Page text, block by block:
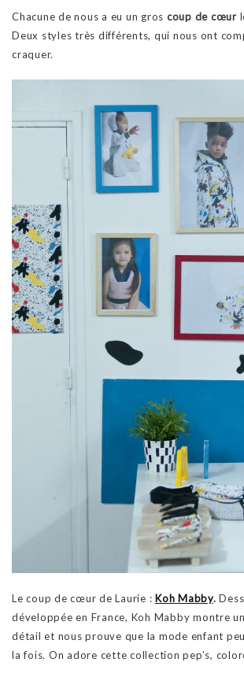
Chacune de nous a eu un gros coup de cœur
Deux styles très différents, qui nous ont
craquer.
Le coup de cœur de Laurie : Koh Mabby.
développée en France, Koh Mabby montre
détail et nous prouve que la mode enfant
la fois. On adore cette collection pep’s,